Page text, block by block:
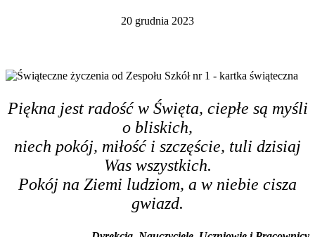
20 grudnia 2023
Piękna jest radość w Święta, ciepłe są myśli
o bliskich,
niech pokój, miłość i szczęście, tuli dzisiaj
Was wszystkich.
Pokój na Ziemi ludziom, a w niebie cisza
gwiazd.